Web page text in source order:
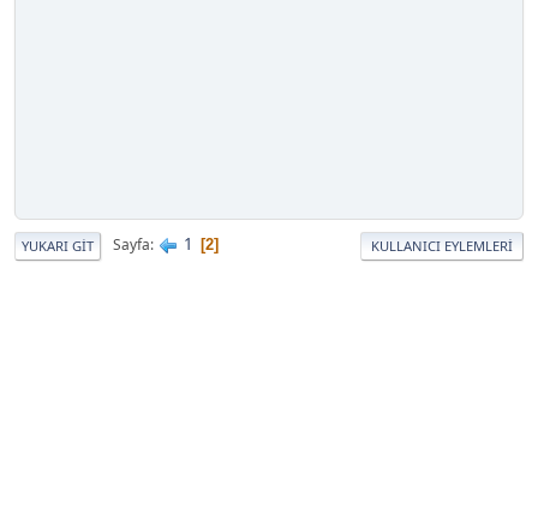
YUKARI GIT Sayfa 1 2 KULLANICI EYLEMLERI